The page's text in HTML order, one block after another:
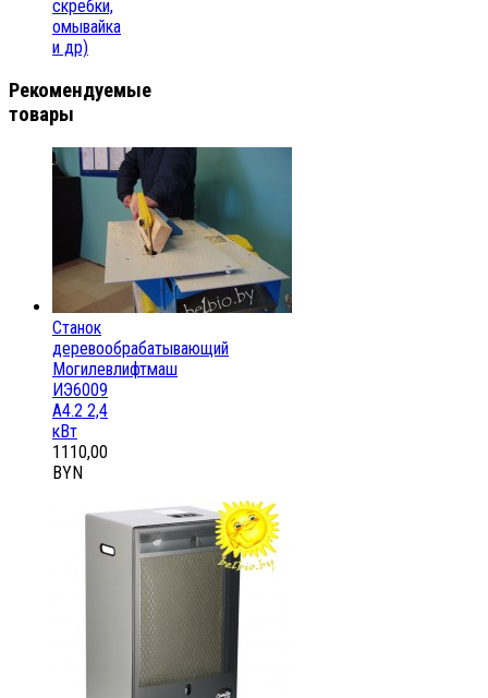
скребки,
омывайка
и др)
Рекомендуемые
товары
Станок
деревообрабатывающий
Могилевлифтмаш
ИЭ6009
А4.2 2,4
кВт
1110,00
BYN